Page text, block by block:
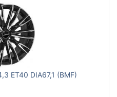
ET40 DIA67,1 (BMF)